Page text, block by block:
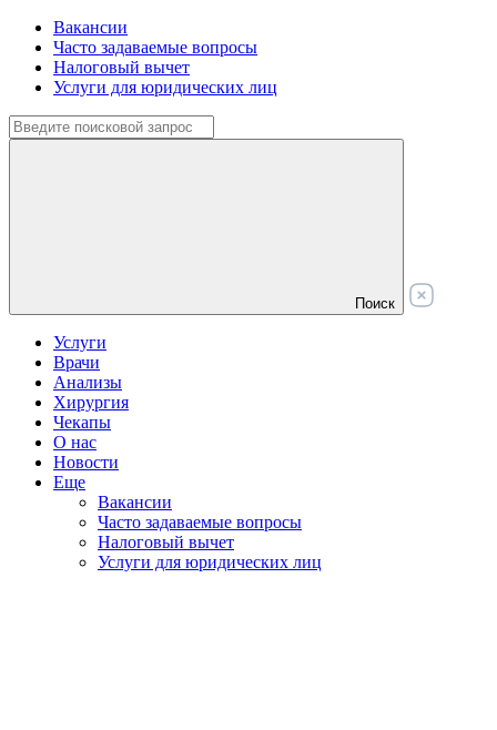
Вакансии
Часто задаваемые вопросы
Налоговый вычет
Услуги для юридических лиц
Поиск
Услуги
Врачи
Анализы
Хирургия
Чекапы
О нас
Новости
Еще
Вакансии
Часто задаваемые вопросы
Налоговый вычет
Услуги для юридических лиц